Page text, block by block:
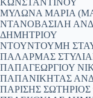
ΚΩΝΣΤΑΝΤΙΝΟΥ
ΜΥΛΩΝΑ ΜΑΡΙΑ
ΝΤΑΝΟΒΑΣΙΛΗ
ΔΗΜΗΤΡΙΟΥ
ΝΤΟΥΝΤΟΥΜΗ
ΠΑΛΑΡΜΑΣ
ΠΑΠΑΓΕΩΡΓΙΟΥ
ΠΑΠΑΝΙΚΗΤΑΣ
ΠΑΡΙΣΗΣ